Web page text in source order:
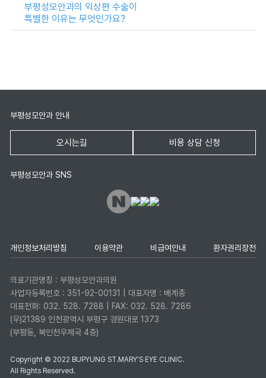
부평성모안과의 익상편 수술이
특별한 이유는 무엇인가요?
부평성모안과 안내
오시는길 비용 상담 신청
부평성모안과 SNS
개인정보처리방침 이용약관 비급여안내 환자권리장전
의료기관명칭 : 부평성모안과의원
사업자등록번호 : 351-92-00131 | 대표자명 : 배계종
대표전화: 032. 528. 7288 | FAX: 032. 528. 7286
(우)21389 인천광역시 부평구 경원대로 1373
(부평동, 북인천우체국 4층)
Copyright © 2022 BUPYUNG ST.MARY’S EYE CLINIC.
All Rights Reserved.